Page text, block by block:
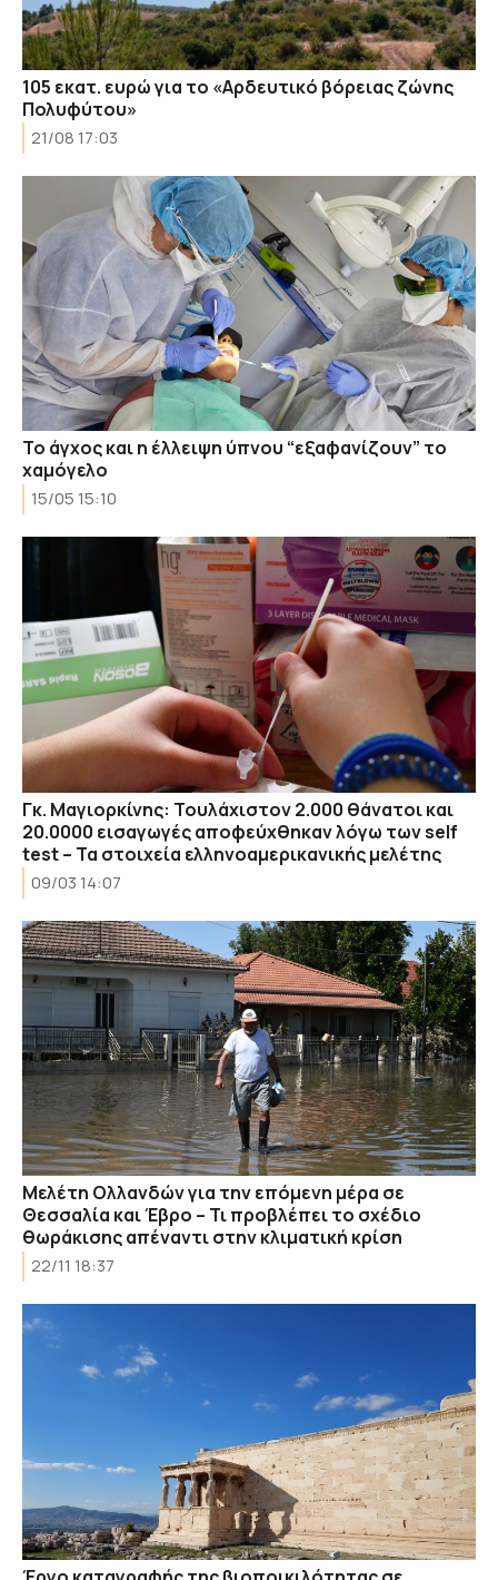
105 εκατ. ευρώ για το «Αρδευτικό βόρειας ζώνης
Πολυφύτου»
21/08 17:03
Το άγχος και η έλλειψη ύπνου “εξαφανίζουν” το
χαμόγελο
15/05 15:10
Γκ. Μαγιορκίνης: Τουλάχιστον 2.000 θάνατοι και
20.0000 εισαγωγές αποφεύχθηκαν λόγω των self
test – Τα στοιχεία ελληνοαμερικανικής μελέτης
09/03 14:07
Μελέτη Ολλανδών για την επόμενη μέρα σε
Θεσσαλία και Έβρο – Τι προβλέπει το σχέδιο
θωράκισης απέναντι στην κλιματική κρίση
22/11 18:37